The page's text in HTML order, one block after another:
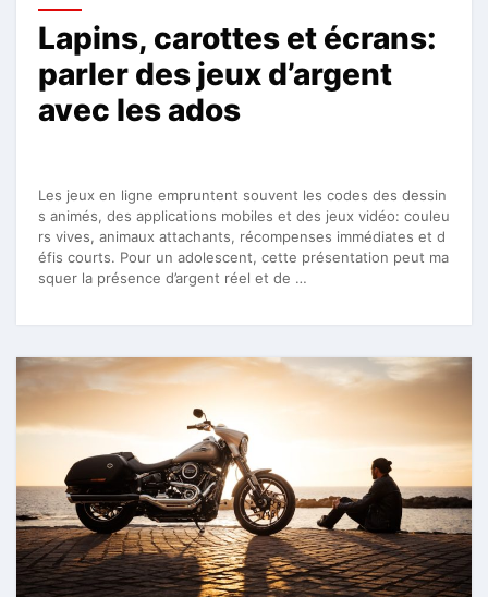
Lapins, carottes et écrans:
parler des jeux d’argent
avec les ados
Les jeux en ligne empruntent souvent les codes des dessin
s animés, des applications mobiles et des jeux vidéo: couleu
rs vives, animaux attachants, récompenses immédiates et d
éfis courts. Pour un adolescent, cette présentation peut ma
squer la présence d’argent réel et de …